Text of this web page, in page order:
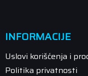
INFORMACIJE
Uslovi korišćenja i
Politika privatnosti